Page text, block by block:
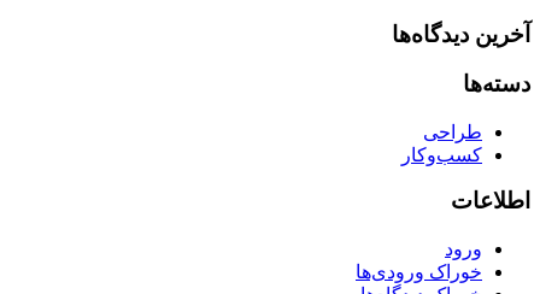
آخرین دیدگاه‌ها
دسته‌ها
طراحی
کسب‌و‌کار
اطلاعات
ورود
خوراک ورودی‌ها